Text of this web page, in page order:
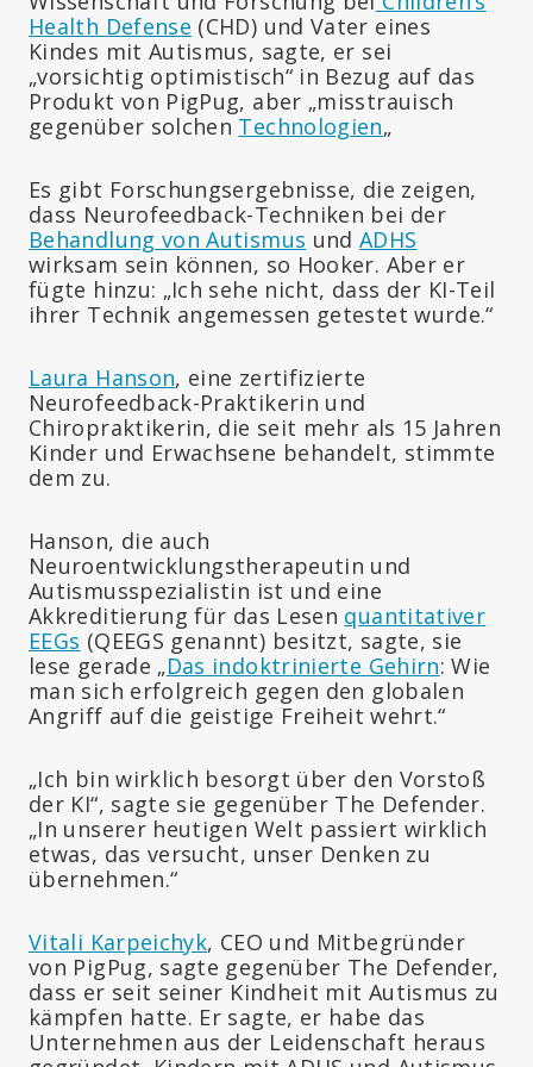
Health Defense (CHD) und Vater eines
Kindes mit Autismus, sagte, er sei
„vorsichtig optimistisch“ in Bezug auf das
Produkt von PigPug, aber „misstrauisch
gegenüber solchen Technologien„
Es gibt Forschungsergebnisse, die zeigen,
dass Neurofeedback-Techniken bei der
Behandlung von Autismus undADHS
wirksam sein können, so Hooker. Aber er
fügte hinzu: „Ich sehe nicht, dass der KI-Teil
ihrer Technik angemessen getestet wurde.“
Laura Hanson, eine zertifizierte
Neurofeedback-Praktikerin und
Chiropraktikerin, die seit mehr als 15 Jahren
Kinder und Erwachsene behandelt, stimmte
dem zu.
Hanson, die auch
Neuroentwicklungstherapeutin und
Autismusspezialistin ist und eine
Akkreditierung für das Lesen quantitativer
EEGs (QEEGS genannt) besitzt, sagte, sie
lese gerade „Das indoktrinierte Gehirn: Wie
man sich erfolgreich gegen den globalen
Angriff auf die geistige Freiheit wehrt.“
„Ich bin wirklich besorgt über den Vorstoß
der KI“, sagte sie gegenüber The Defender.
„In unserer heutigen Welt passiert wirklich
etwas, das versucht, unser Denken zu
übernehmen.“
Vitali Karpeichyk, CEO und Mitbegründer
von PigPug, sagte gegenüber The Defender,
dass er seit seiner Kindheit mit Autismus zu
kämpfen hatte. Er sagte, er habe das
Unternehmen aus der Leidenschaft heraus